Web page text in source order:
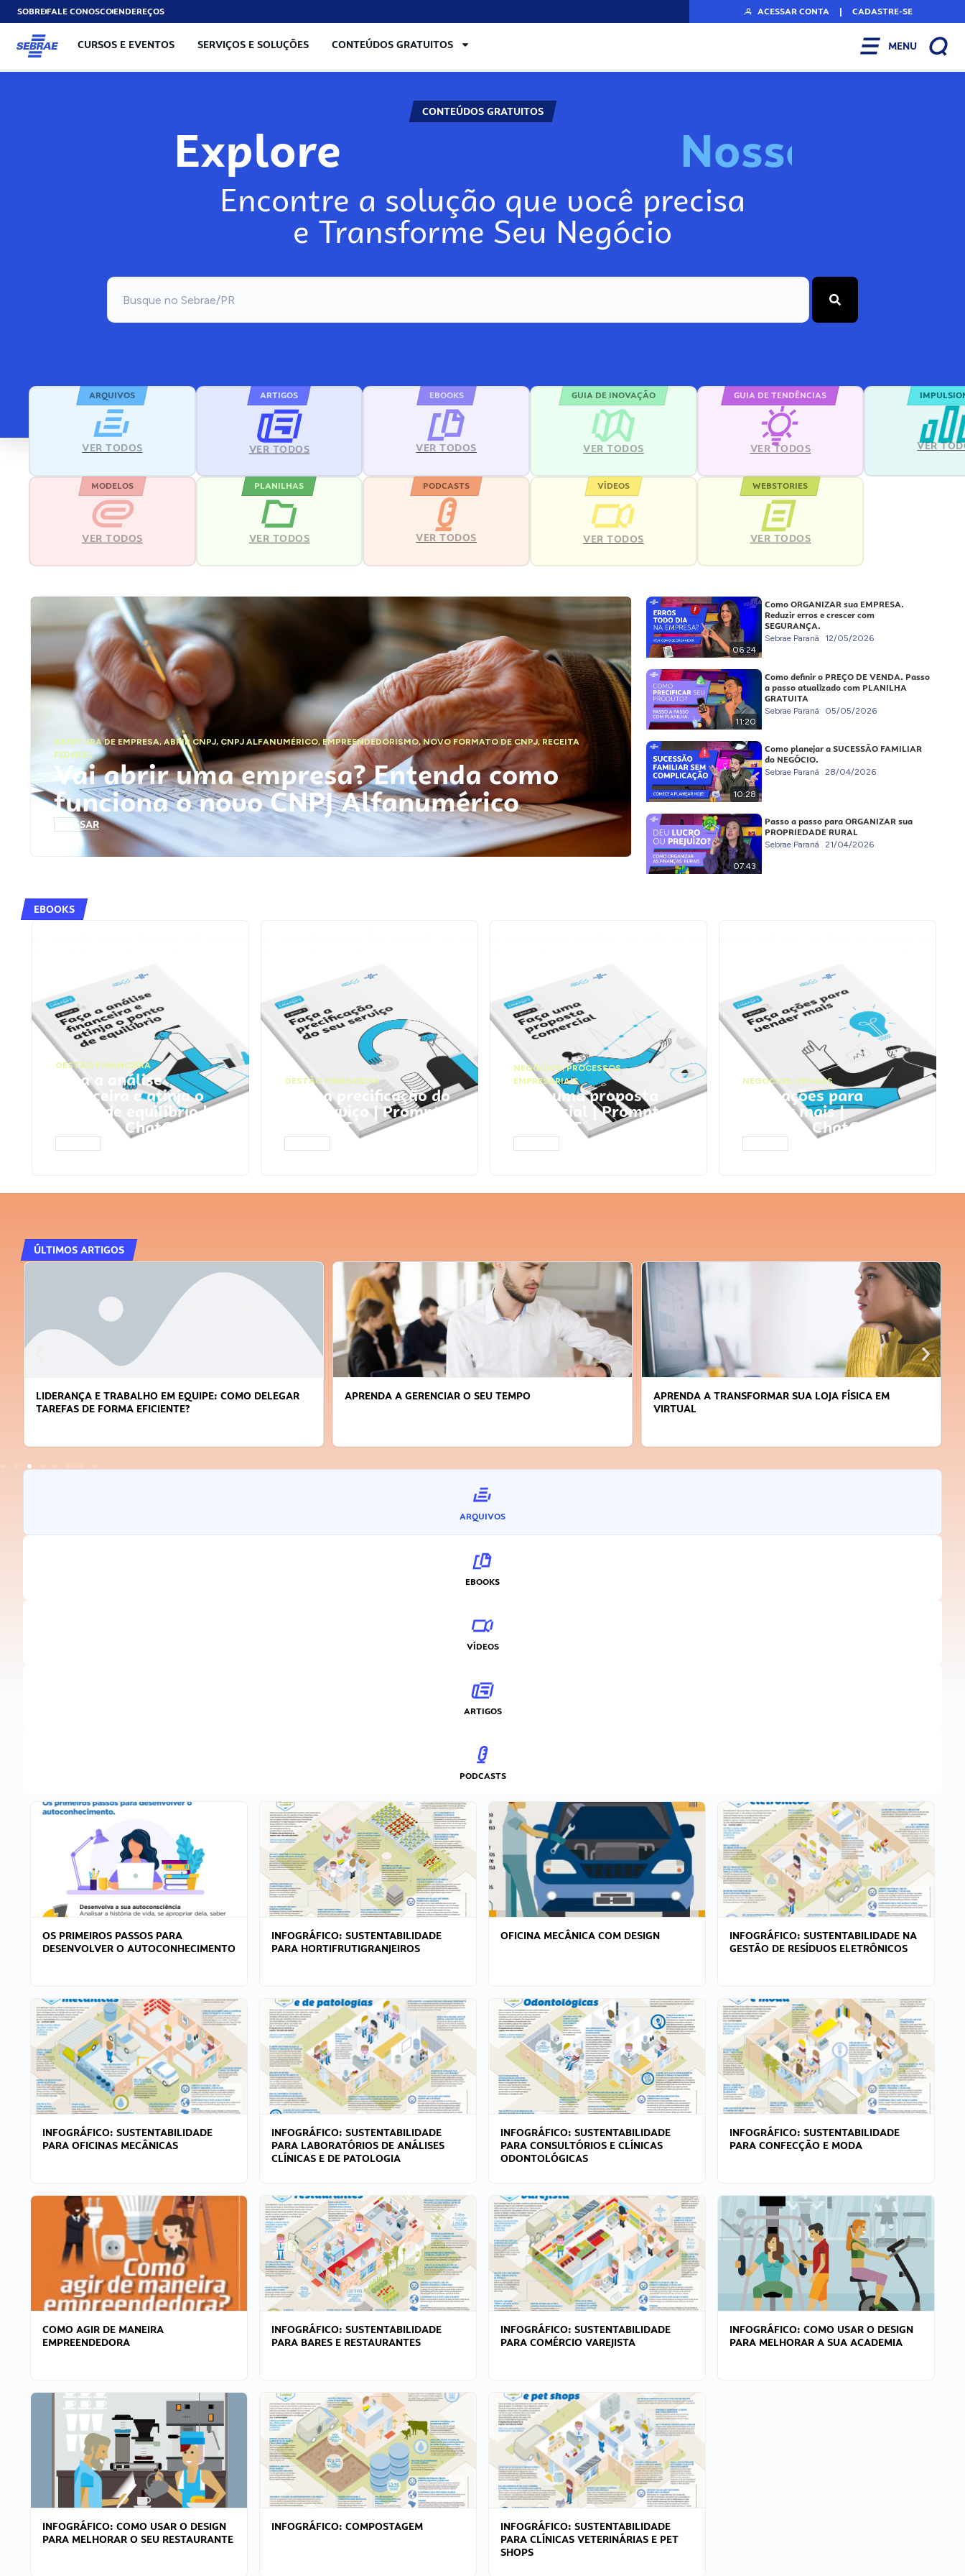
SOBREFALE CONOSCOENDEREÇOS ACESSAR CONTA | CADASTRE-SE
CURSOS E EVENTOS SERVIÇOS E SOLUÇÕES CONTEÚDOS GRATUITOS MENU
CONTEÚDOS GRATUITOS
Explore Nosso
Encontre a solução que você precisa
e Transforme Seu Negócio
ARQUIVOS
VER TODOS
ARTIGOS
VER TODOS
EBOOKS
VER TODOS
GUIA DE INOVAÇÃO
VER TODOS
GUIA DE TENDÊNCIAS
VER TODOS VER
MODELOS
VER TODOS
PLANILHAS
VER TODOS
PODCASTS
VER TODOS
VÍDEOS
VER TODOS
WEBSTORIES
VER TODOS
ABERTURA DE EMPRESA,ABRIR CNPJ, CNPJ ALFANUMÉRICO, EMPREENDEDORISMO,NOVO FORMATO DE CNPJ,RECEITA
FEDERAL
Vai abrir uma empresa? Entenda como
funciona o novo CNPJ Alfanumérico
ACESSAR
06:24
Como ORGANIZAR sua EMPRESA.
Reduzir erros e crescer com
SEGURANÇA.
Sebrae Paraná 12/05/2026
11:20
Como definir o PREÇO DE VENDA. Passo
a passo atualizado com PLANILHA
GRATUITA
Sebrae Paraná 05/05/2026
10:28
Como planejar a SUCESSÃO FAMILIAR
do NEGÓCIO.
Sebrae Paraná 28/04/2026
07:43
Passo a passo para ORGANIZAR sua
PROPRIEDADE RURAL
Sebrae Paraná 21/04/2026
EBOOKS
GESTÃO FINANCEIRA
Faça a análise
financeira e atinja o
ponto de equilíbrio |
Prompts ChatGPT
GESTÃO FINANCEIRA
Faça a precificação do
seu serviço | Prompts
ChatGPT
NEGÓCIOS,PROCESSOS
EMPRESARIAIS
Faça uma proposta
comercial | Prompts
ChatGPT
NEGÓCIOS, VENDAS
Faça ações para
vender mais |
Prompts ChatGPT
ÚLTIMOS ARTIGOS
LIDERANÇA E TRABALHO EM EQUIPE: COMO DELEGAR
TAREFAS DE FORMA EFICIENTE?
APRENDA A GERENCIAR O SEU TEMPO
APRENDA A TRANSFORMAR SUA LOJA FÍSICA EM
VIRTUAL
ARQUIVOS
EBOOKS
VÍDEOS
ARTIGOS
PODCASTS
OS PRIMEIROS PASSOS PARA
DESENVOLVER O AUTOCONHECIMENTO
INFOGRÁFICO: SUSTENTABILIDADE
PARA HORTIFRUTIGRANJEIROS
OFICINA MECÂNICA COM DESIGN
INFOGRÁFICO: SUSTENTABILIDADE NA
GESTÃO DE RESÍDUOS ELETRÔNICOS
INFOGRÁFICO: SUSTENTABILIDADE
PARA OFICINAS MECÂNICAS
INFOGRÁFICO: SUSTENTABILIDADE
PARA LABORATÓRIOS DE ANÁLISES
CLÍNICAS E DE PATOLOGIA
INFOGRÁFICO: SUSTENTABILIDADE
PARA CONSULTÓRIOS E CLÍNICAS
ODONTOLÓGICAS
INFOGRÁFICO: SUSTENTABILIDADE
PARA CONFECÇÃO E MODA
COMO AGIR DE MANEIRA
EMPREENDEDORA
INFOGRÁFICO: SUSTENTABILIDADE
PARA BARES E RESTAURANTES
INFOGRÁFICO: SUSTENTABILIDADE
PARA COMÉRCIO VAREJISTA
INFOGRÁFICO: COMO USAR O DESIGN
PARA MELHORAR A SUA ACADEMIA
INFOGRÁFICO: COMO USAR O DESIGN
PARA MELHORAR O SEU RESTAURANTE
INFOGRÁFICO: COMPOSTAGEM
INFOGRÁFICO: SUSTENTABILIDADE
PARA CLÍNICAS VETERINÁRIAS E PET
SHOPS